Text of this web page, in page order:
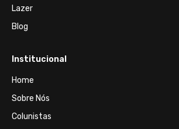
Lazer
Blog
Institucional
Home
Sobre Nós
Colunistas